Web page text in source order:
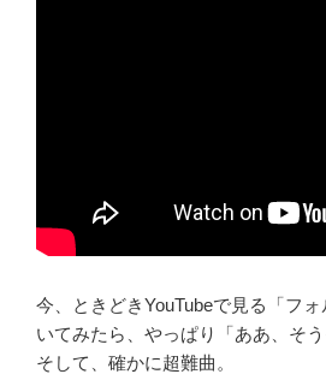
今、ときどきYouTubeで見る「フ
いてみたら、やっぱり「ああ、そう
そして、確かに超難曲。